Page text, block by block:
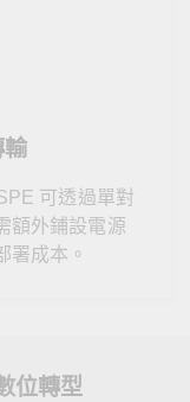
可透過單對
額外鋪設電源
署成本。
位轉型